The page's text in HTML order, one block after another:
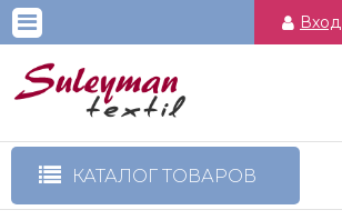
Вход
КАТАЛОГ ТОВАРОВ